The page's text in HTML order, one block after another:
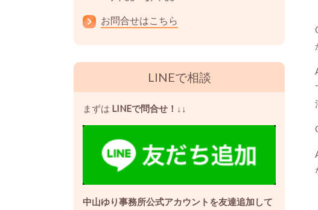
お問合せはこちら
LINEで相談
まずは LINEで問合せ！ ↓↓
中山ゆり事務所公式アカウントを友達追加して